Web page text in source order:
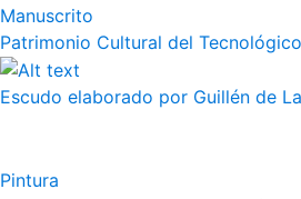
Manuscrito
Patrimonio Cultural del
Escudo elaborado por Guillén de
Pintura